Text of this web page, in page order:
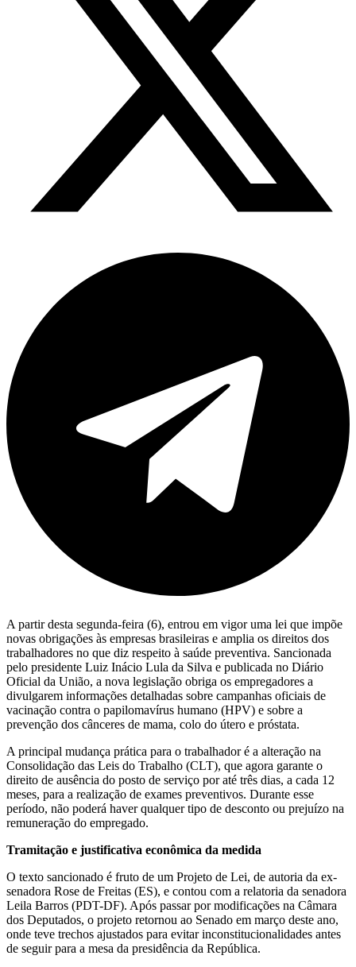
A partir desta segunda-feira (6), entrou em vigor uma lei que impõe
novas obrigações às empresas brasileiras e amplia os direitos dos
trabalhadores no que diz respeito à saúde preventiva. Sancionada
pelo presidente Luiz Inácio Lula da Silva e publicada no Diário
Oficial da União, a nova legislação obriga os empregadores a
divulgarem informações detalhadas sobre campanhas oficiais de
vacinação contra o papilomavírus humano (HPV) e sobre a
prevenção dos cânceres de mama, colo do útero e próstata.
A principal mudança prática para o trabalhador é a alteração na
Consolidação das Leis do Trabalho (CLT), que agora garante o
direito de ausência do posto de serviço por até três dias, a cada 12
meses, para a realização de exames preventivos. Durante esse
período, não poderá haver qualquer tipo de desconto ou prejuízo na
remuneração do empregado.
Tramitação e justificativa econômica da medida
O texto sancionado é fruto de um Projeto de Lei, de autoria da ex-
senadora Rose de Freitas (ES), e contou com a relatoria da senadora
Leila Barros (PDT-DF). Após passar por modificações na Câmara
dos Deputados, o projeto retornou ao Senado em março deste ano,
onde teve trechos ajustados para evitar inconstitucionalidades antes
de seguir para a mesa da presidência da República.